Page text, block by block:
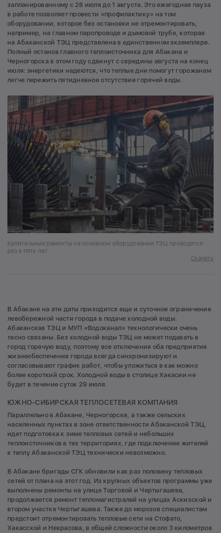
запланированному с 28 июля до 1 августа. Это ежегодная пауза
в работе позволяет провести «профилактику» на том
оборудовании, которое без остановки не отремонтировать,
например, на главном паропроводе и дымовой трубе, которая
на Абаканской ТЭЦ представлена в единственном экземпляре.
Полный останов главного теплоисточника для Абакана и
Черногорска в этом году сдвинут с середины августа на конец
июля: энергетики надеются, что теплые дни помогут горожанам
легче пережить пятидневное отсутствие горячей воды.
Капитальные ремонты на основном оборудовании ТЭЦ проводятся
раз в пять лет
Скачать
В Абакане на эти даты приходится еще и суточное ограничение
левобережной части города в подаче холодной воды.
Абаканская ТЭЦ и МУП «Водоканал» технологически очень
тесно связаны. Без холодной воды ТЭЦ не может подавать в
город горячую воду, поэтому все отключения оба предприятия
жизнеобеспечения города всегда синхронизируют и
согласовывают график работ, чтобы уложиться в как можно
более короткий срок. Холодной воды в столице Хакасии не
будет в течение суток 29 июля.
ЮЖНО-СИБИРСКАЯ ТЕПЛОСЕТЕВАЯ КОМПАНИЯ
Параллельно в Абакане, Черногорске, а также сельских
населенных пунктах в зоне ответственности Абаканской ТЭЦ,
идет подготовка к зиме тепловых сетей и небольших
теплоисточников в тех территориях, где подключение жителей
к теплу Абаканской ТЭЦ технически невозможно.
В Абакане бригады СГК обновили как раз половину тепловых
сетей от плана на этот год. Из крупных объектов программы уже
выполнены ремонты на улице Торговой и Чертыгашева,
продолжается ремонт тепломагистралей на улицах Аскизской и
втором участке Чертыгашева. Также до морозов специалистам
предстоит отремонтировать тепловые сети на Стофато,
Хакасской и Некрасова, в общей сложности около 3 километров